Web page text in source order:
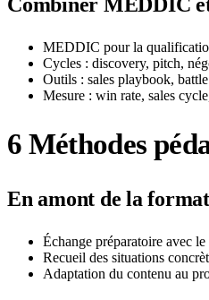
MEDDIC pour la
Cycles : discovery, pitch,
Outils : sales playbook,
Mesure : win rate, sales
6 Méthodes
En amont de la
Échange préparatoire avec
Recueil des situations
Adaptation du contenu au